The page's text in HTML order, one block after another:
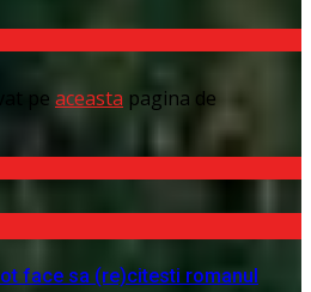
pe aceasta pagina de
face sa (re)citesti romanul